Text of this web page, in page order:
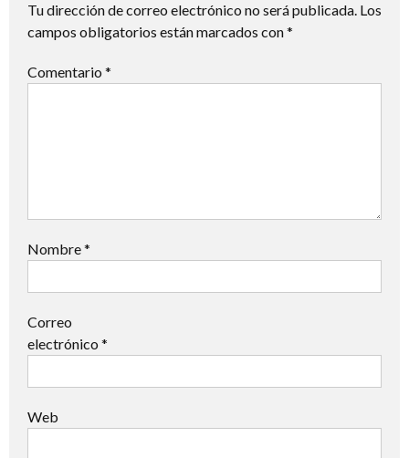
Tu dirección de correo electrónico no será publicada. Los
campos obligatorios están marcados con*
Comentario *
Nombre*
Correo
electrónico *
Web